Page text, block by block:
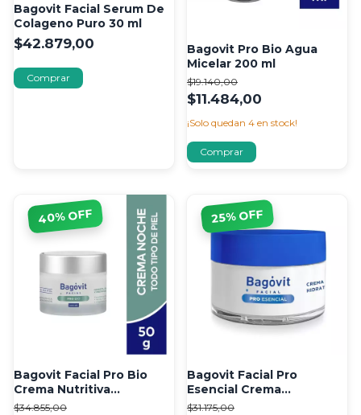
Bagovit Facial Serum De
Colageno Puro 30 ml
$42.879,00
Bagovit Pro Bio Agua
Micelar 200 ml
$11.484,00
$19.140,00
¡Solo quedan 4 en stock!
Bagovit Facial Pro Bio
Crema Nutritiva
Regeneradora De Noche
$34.855,00
40% OFF
Bagovit Facial Pro
Esencial Crema
Hidratante 50ml
$31.175,00
25% OFF